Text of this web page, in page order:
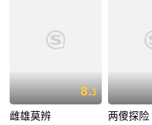
8.3
雌雄莫辨 两傻探险